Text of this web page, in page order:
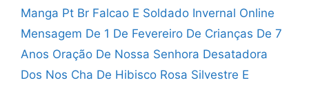
Manga Pt Br Falcao E Soldado Invernal Online
Mensagem De 1 De Fevereiro De Crianças De 7
Anos Oração De Nossa Senhora Desatadora
Dos Nos Cha De Hibisco Rosa Silvestre E